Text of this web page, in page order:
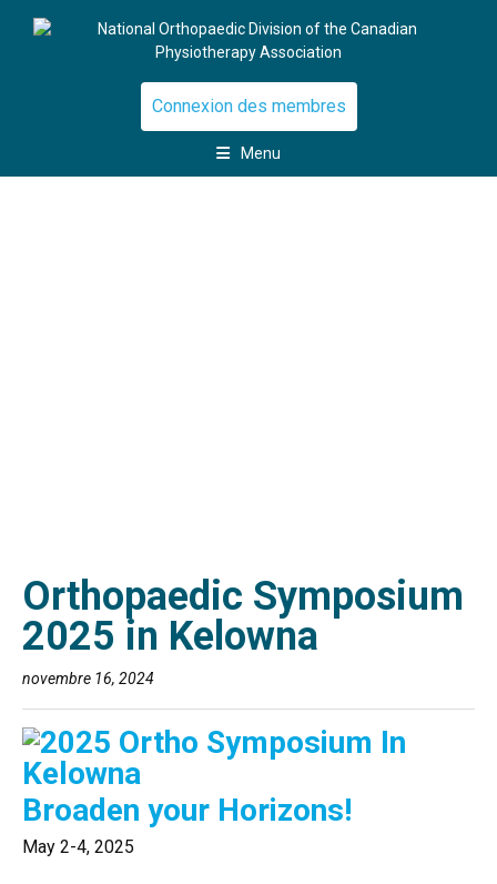
Connexion des membres
Menu
Orthopaedic Symposium
2025 in Kelowna
novembre 16, 2024
Broaden your Horizons!
May 2-4, 2025